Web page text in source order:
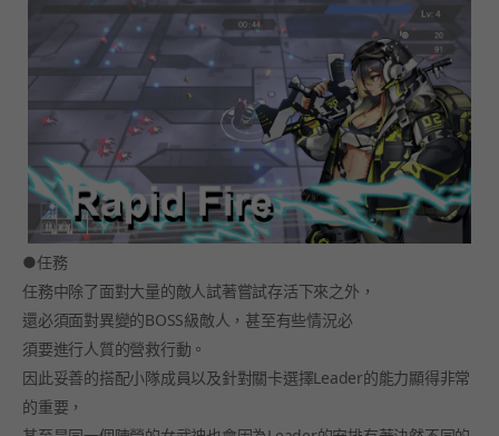
●任務
任務中除了面對大量的敵人試著嘗試存活下來之外，
還必須面對異變的BOSS級敵人，甚至有些情況必
須要進行人質的營救行動。
因此妥善的搭配小隊成員以及針對關卡選擇Leader的能力顯得非常
的重要，